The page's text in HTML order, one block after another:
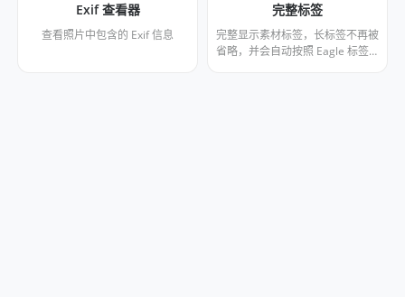
Exif 查看器
查看照片中包含的 Exif 信息
完整标签
完整显示素材标签，长标签不再被
省略，并会自动按照 Eagle 标签组